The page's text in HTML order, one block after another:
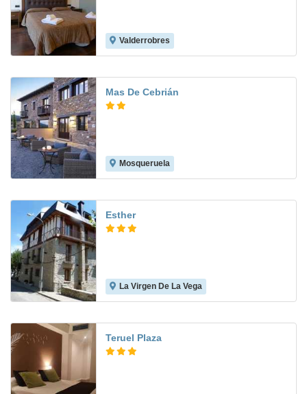
Valderrobres
Mas De Cebrián
Mosqueruela
Esther
La Virgen De La Vega
Teruel Plaza